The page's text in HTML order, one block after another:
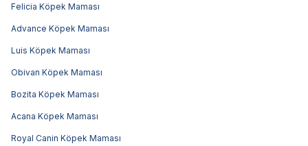
Felicia Köpek Maması
Advance Köpek Maması
Luis Köpek Maması
Obivan Köpek Maması
Bozita Köpek Maması
Acana Köpek Maması
Royal Canin Köpek Maması